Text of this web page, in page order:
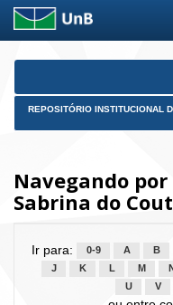
Skip
REPOSITÓRIO INSTITUCIONAL
Navegando
Sabrina do
Ir para: 0-9 A B
J
K L M N
U
V